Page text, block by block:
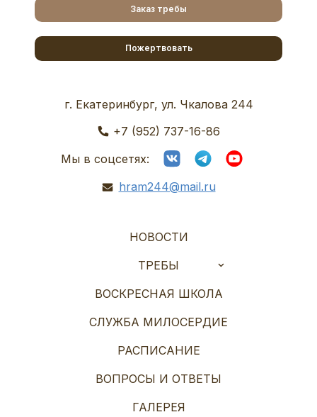
Заказ требы
Пожертвовать
г. Екатеринбург, ул. Чкалова 244
+7 (952) 737-16-86
Мы в соцсетях:
hram244@mail.ru
НОВОСТИ
ТРЕБЫ
ВОСКРЕСНАЯ ШКОЛА
СЛУЖБА МИЛОСЕРДИЕ
РАСПИСАНИЕ
ВОПРОСЫ И ОТВЕТЫ
ГАЛЕРЕЯ